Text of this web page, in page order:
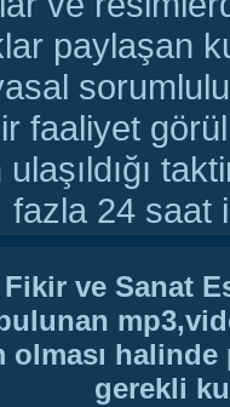
paylaşan
faaliyet
fazla 24 saat
Fikir ve Sanat
olması
gerekli